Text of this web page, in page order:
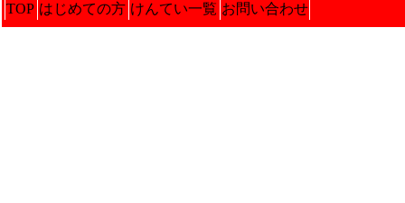
TOP はじめての方 けんてい一覧 お問い合わせ